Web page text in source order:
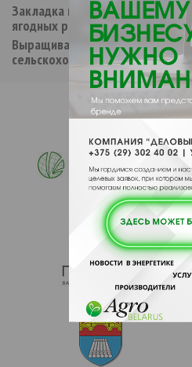
Закладка полей плодово-
ягодных растений
Выращивание
сельскохозяйственных культур